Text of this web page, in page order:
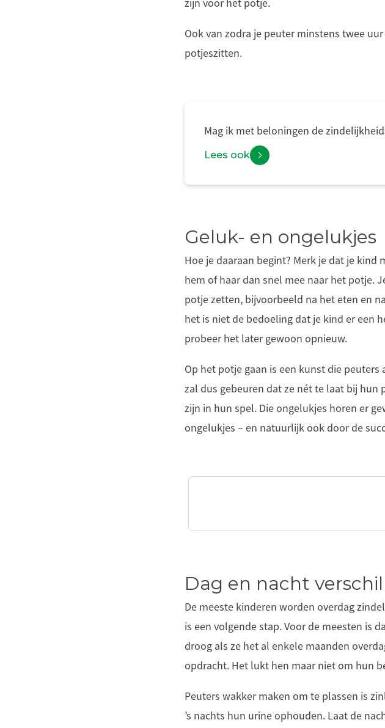
zijn voor het potje.
Ook van zodra je peuter minstens twee
potjeszitten.
Mag ik met beloningen de
Lees ook
Geluk- en ongelukjes
Hoe je daaraan begint? Merk je dat je
hem of haar dan snel mee naar het potje.
potje zetten, bijvoorbeeld na het eten en
het is niet de bedoeling dat je kind er een
probeer het later gewoon opnieuw.
Op het potje gaan is een kunst die
zal dus gebeuren dat ze nét te laat bij hun
zijn in hun spel. Die ongelukjes horen er
ongelukjes – en natuurlijk ook door de
Dag en nacht verschil
De meeste kinderen worden overdag
is een volgende stap. Voor de meesten is
droog als ze het al enkele maanden
opdracht. Het lukt hen maar niet om hun
Peuters wakker maken om te plassen is
’s nachts hun urine ophouden. Laat de